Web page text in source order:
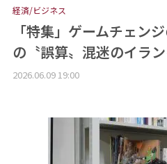
おすすめコンテンツ
出版物
経済/ビジネス
「特集」ゲームチェン
の〝誤算〟混迷のイラ
2026.06.09 19:00